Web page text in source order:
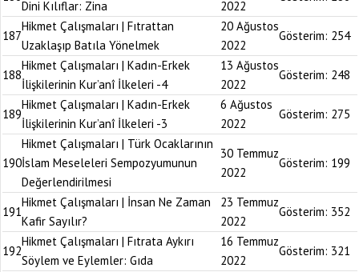
Dini Kılıflar: Zina 2022
187
Hikmet Çalışmaları | Fıtrattan
Uzaklaşıp Batıla Yönelmek
20 Ağustos
2022
Gösterim: 254
188
Hikmet Çalışmaları | Kadın-Erkek
İlişkilerinin Kur’anî İlkeleri -4
13 Ağustos
2022
Gösterim: 248
189
Hikmet Çalışmaları | Kadın-Erkek
İlişkilerinin Kur’anî İlkeleri -3
6 Ağustos
2022
Gösterim: 275
190
Hikmet Çalışmaları | Türk Ocaklarının
İslam Meseleleri Sempozyumunun
Değerlendirilmesi
30 Temmuz
2022
Gösterim: 199
191
Hikmet Çalışmaları | İnsan Ne Zaman
Kafir Sayılır?
23 Temmuz
2022
Gösterim: 352
192
Hikmet Çalışmaları | Fıtrata Aykırı
Söylem ve Eylemler: Gıda
16 Temmuz
2022
Gösterim: 321